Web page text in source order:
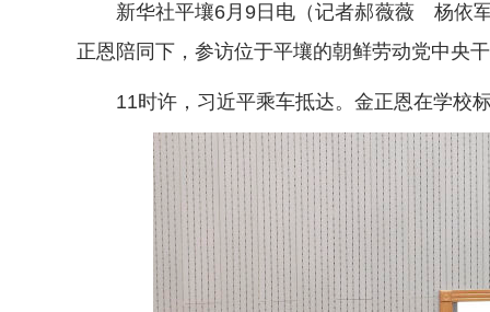
新华社平壤6月9日电（记者郝薇薇 杨依军
正恩陪同下，参访位于平壤的朝鲜劳动党中央
11时许，习近平乘车抵达。金正恩在学校标